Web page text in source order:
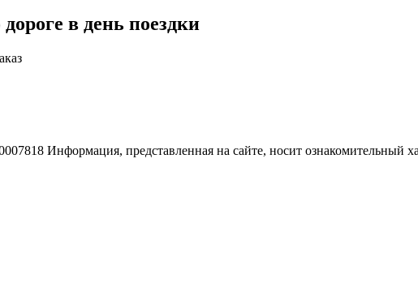
в день поездки
Информация, представленная на сайте, носит ознакомительный